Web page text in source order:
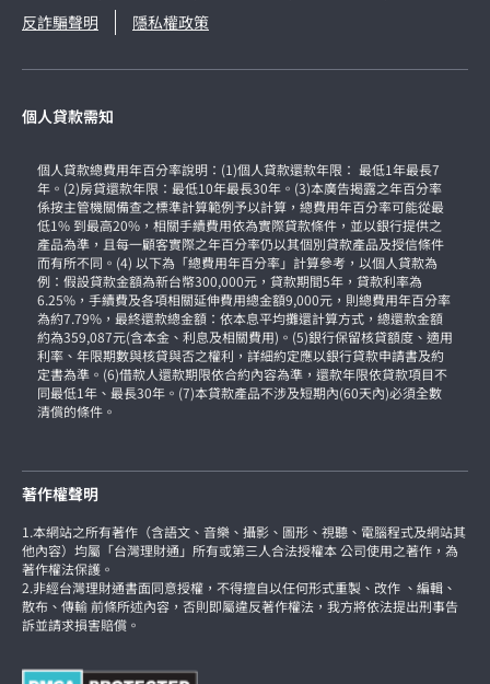
反詐騙聲明
隱私權政策
個人貸款需知
個人貸款總費用年百分率說明：(1)個人貸款還款年限： 最低1年最長7
年。(2)房貸還款年限：最低10年最長30年。(3)本廣告揭露之年百分率
係按主管機關備查之標準計算範例予以計算，總費用年百分率可能從最
低1% 到最高20%，相關手續費用依為實際貸款條件，並以銀行提供之
產品為準，且每一顧客實際之年百分率仍以其個別貸款產品及授信條件
而有所不同。(4) 以下為「總費用年百分率」計算參考，以個人貸款為
例：假設貸款金額為新台幣300,000元，貸款期間5年，貸款利率為
6.25%，手續費及各項相關延伸費用總金額9,000元，則總費用年百分率
為約7.79%，最終還款總金額：依本息平均攤還計算方式，總還款金額
約為359,087元(含本金、利息及相關費用)。(5)銀行保留核貸額度、適用
利率、年限期數與核貸與否之權利，詳細約定應以銀行貸款申請書及約
定書為準。(6)借款人還款期限依合約內容為準，還款年限依貸款項目不
同最低1年、最長30年。(7)本貸款產品不涉及短期內(60天內)必須全數
清償的條件。
著作權聲明
1.本網站之所有著作（含語文、音樂、攝影、圖形、視聽、電腦程式及網站其
他內容）均屬「台灣理財通」所有或第三人合法授權本 公司使用之著作，為
著作權法保護。
2.非經台灣理財通書面同意授權，不得擅自以任何形式重製、改作 、編輯、
散布、傳輸 前條所述內容，否則即屬違反著作權法，我方將依法提出刑事告
訴並請求損害賠償。